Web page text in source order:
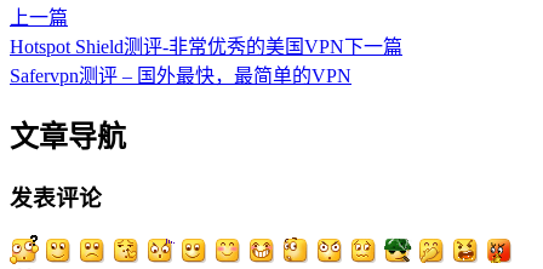
上一篇
Hotspot Shield测评-非常优秀的美国VPN下一篇
Safervpn测评 – 国外最快，最简单的VPN
文章导航
发表评论